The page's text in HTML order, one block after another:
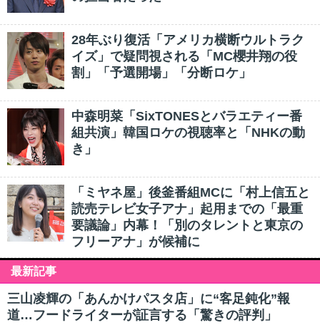
28年ぶり復活「アメリカ横断ウルトラク
イズ」で疑問視される「MC櫻井翔の役
割」「予選開場」「分断ロケ」
中森明菜「SixTONESとバラエティー番
組共演」韓国ロケの視聴率と「NHKの動
き」
「ミヤネ屋」後釜番組MCに「村上信五と
読売テレビ女子アナ」起用までの「最重
要議論」内幕！「別のタレントと東京の
フリーアナ」が候補に
最新記事
三山凌輝の「あんかけパスタ店」に“客足鈍化”報
道…フードライターが証言する「驚きの評判」